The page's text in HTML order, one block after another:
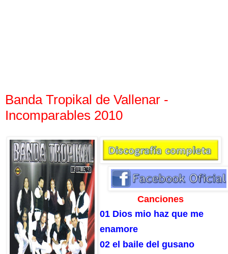
Banda Tropikal de Vallenar -
Incomparables 2010
Canciones
01 Dios mio haz que me
enamore
02 el baile del gusano